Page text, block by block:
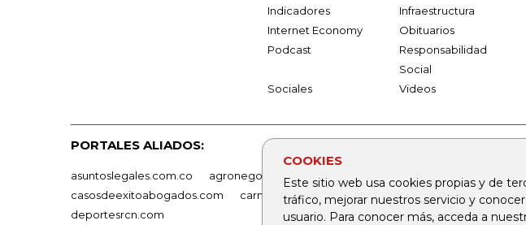
COOKIES
Este sitio web usa cookies propias y de
tráfico, mejorar nuestros servicio y
usuario. Para conocer más, acceda a
Indicadores
Infraestructura
Internet Economy
Obituarios
Podcast
Responsabilidad
Social
Sociales Videos
PORTALES ALIADOS:
asuntoslegales.com.co agronegocios.co empresas.larepublica.co
casosdeexitoabogados.com
carnavalindustriacultural.com canalrcn.com
deportesrcn.com